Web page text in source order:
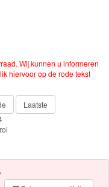
Wij kunnen u informeren
hiervoor op de rode tekst
Laatste